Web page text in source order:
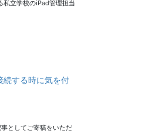
私立学校のiPad管理担当
続する時に気を付
としてご寄稿をいただ